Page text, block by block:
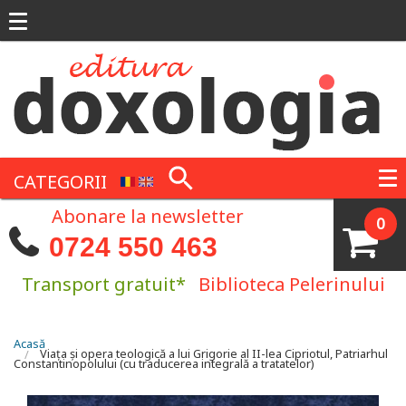
CATEGORII
0
Abonare la newsletter
0724 550 463
Transport gratuit* Biblioteca Pelerinului
Eşti aici
Acasă
Viaţa şi opera teologică a lui Grigorie al II-lea Cipriotul, Patriarhul
Constantinopolului (cu traducerea integrală a tratatelor)